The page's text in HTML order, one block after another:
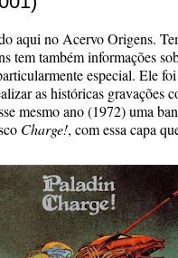
aqui no Acervo Origens.
tem também informações
especial. Ele
as históricas gravações
mesmo ano (1972) uma
Charge!, com essa capa